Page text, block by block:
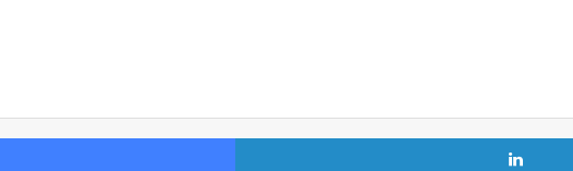
Facebook